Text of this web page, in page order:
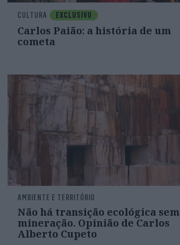
CULTURA EXCLUSIVO
Carlos Paião: a história de um
cometa
AMBIENTE E TERRITÓRIO
Não há transição ecológica sem
mineração. Opinião de Carlos
Alberto Cupeto